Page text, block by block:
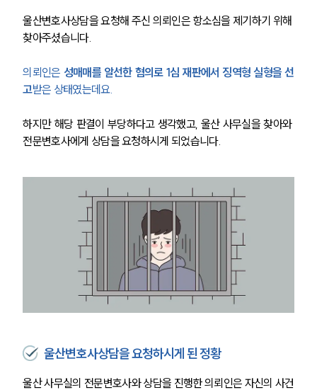
울산변호사상담을 요청해 주신 의뢰인은 항소심을 제기하기 위해
찾아주셨습니다.
의뢰인은 성매매를 알선한 혐의로 1심 재판에서 징역형 실형을 선
고받은 상태였는데요.
하지만 해당 판결이 부당하다고 생각했고, 울산 사무실을 찾아와
전문변호사에게 상담을 요청하시게 되었습니다.
울산변호사상담을 요청하시게 된 정황
울산 사무실의 전문변호사와 상담을 진행한 의뢰인은 자신의 사건